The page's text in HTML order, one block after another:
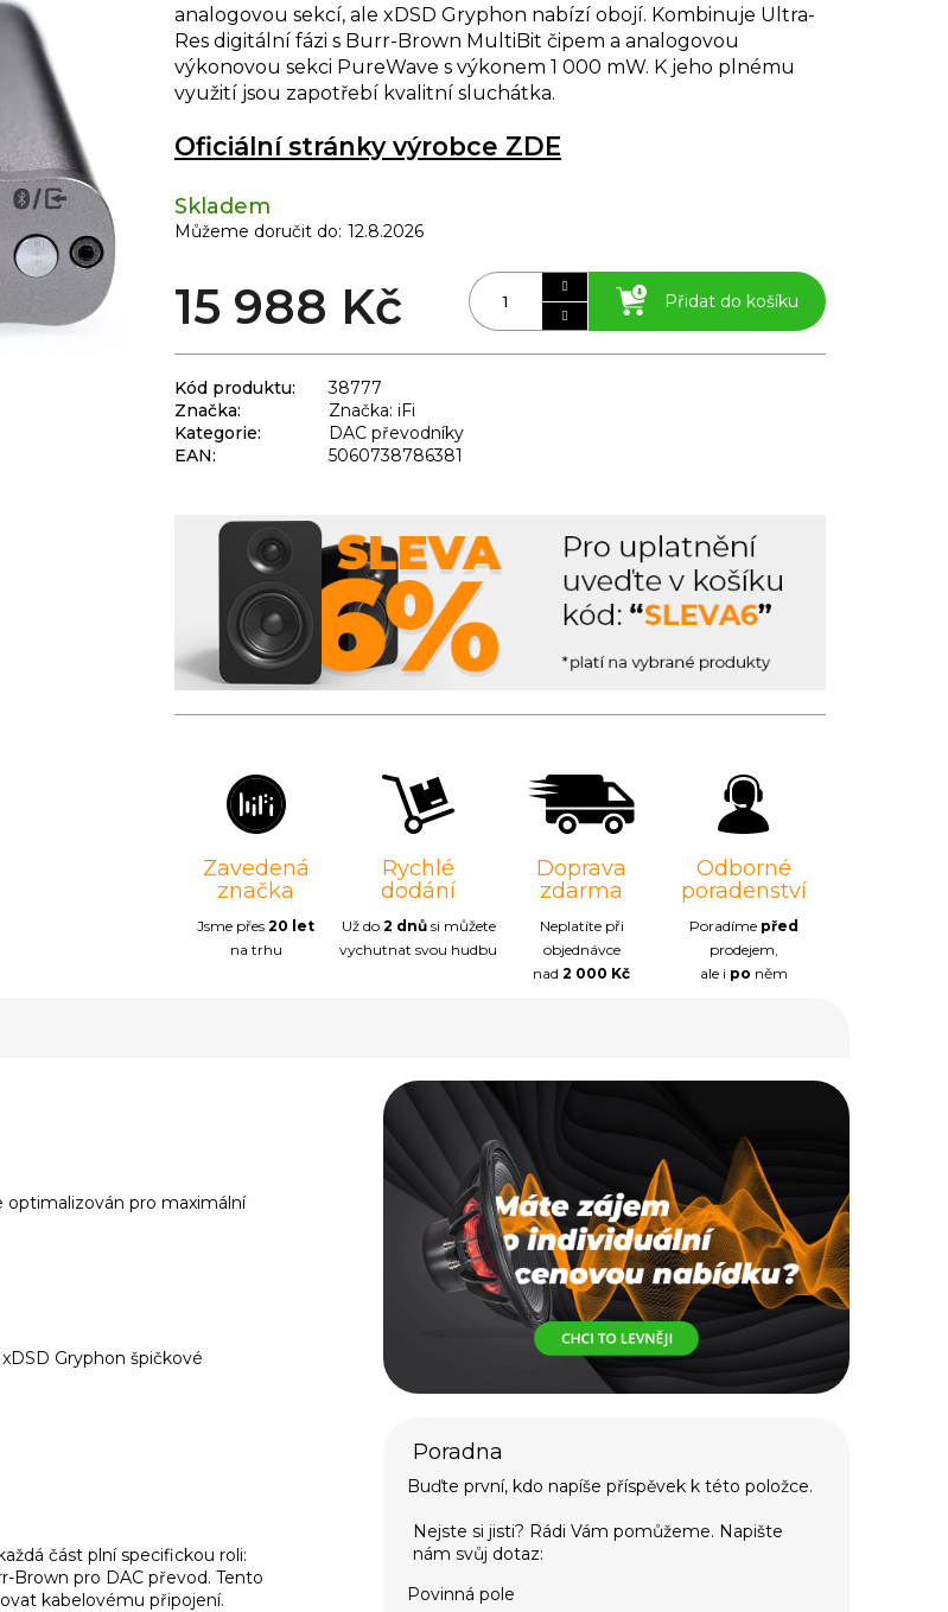
Skladem
Můžeme doručit do: 12.8.2026
15 988 Kč Přidat do košíku
analogovou sekcí, ale xDSD Gryphon nabízí obojí. Kombinuje Ultra-
Res digitální fázi s Burr-Brown MultiBit čipem a analogovou
výkonovou sekci PureWave s výkonem 1 000 mW. K jeho plnému
využití jsou zapotřebí kvalitní sluchátka.
Oficiální stránky výrobce ZDE
Kód produktu:
38777
Značka:
Značka: iFi
Kategorie:
DAC převodníky
EAN: 5060738786381
Zavedená
značka
Jsme přes20 let
na trhu
Rychlé
dodání
Už do 2 dnůsi můžete
vychutnat svou hudbu
Doprava
zdarma
Neplatíte při
objednávce
nad2 000 Kč
Odborné
poradenství
Poradíme před
prodejem,
ale i po něm
optimalizován pro maximální
Gryphon špičkové
část plní specifickou roli:
Brown pro DAC převod. Tento
kabelovému připojení.
Buďte první, kdo napíše příspěvek k této položce.
Povinná pole